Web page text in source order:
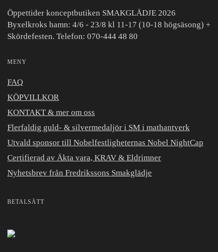
Öppettider konceptbutiken SMAKGLÄDJE 2026
Byxelkroks hamn: 4/6 - 23/8 kl 11-17 (10-18 högsäsong) +
Skördefesten. Telefon: 070-444 48 80
MENY
FAQ
KÖPVILLKOR
KONTAKT & mer om oss
Flerfaldig guld- & silvermedaljör i SM i mathantverk
Utvald sponsor till Nobelfestligheternas Nobel NightCap
Certifierad av Äkta vara, KRAV & Eldrimner
Nyhetsbrev från Fredrikssons Smakglädje
BETALSÄTT